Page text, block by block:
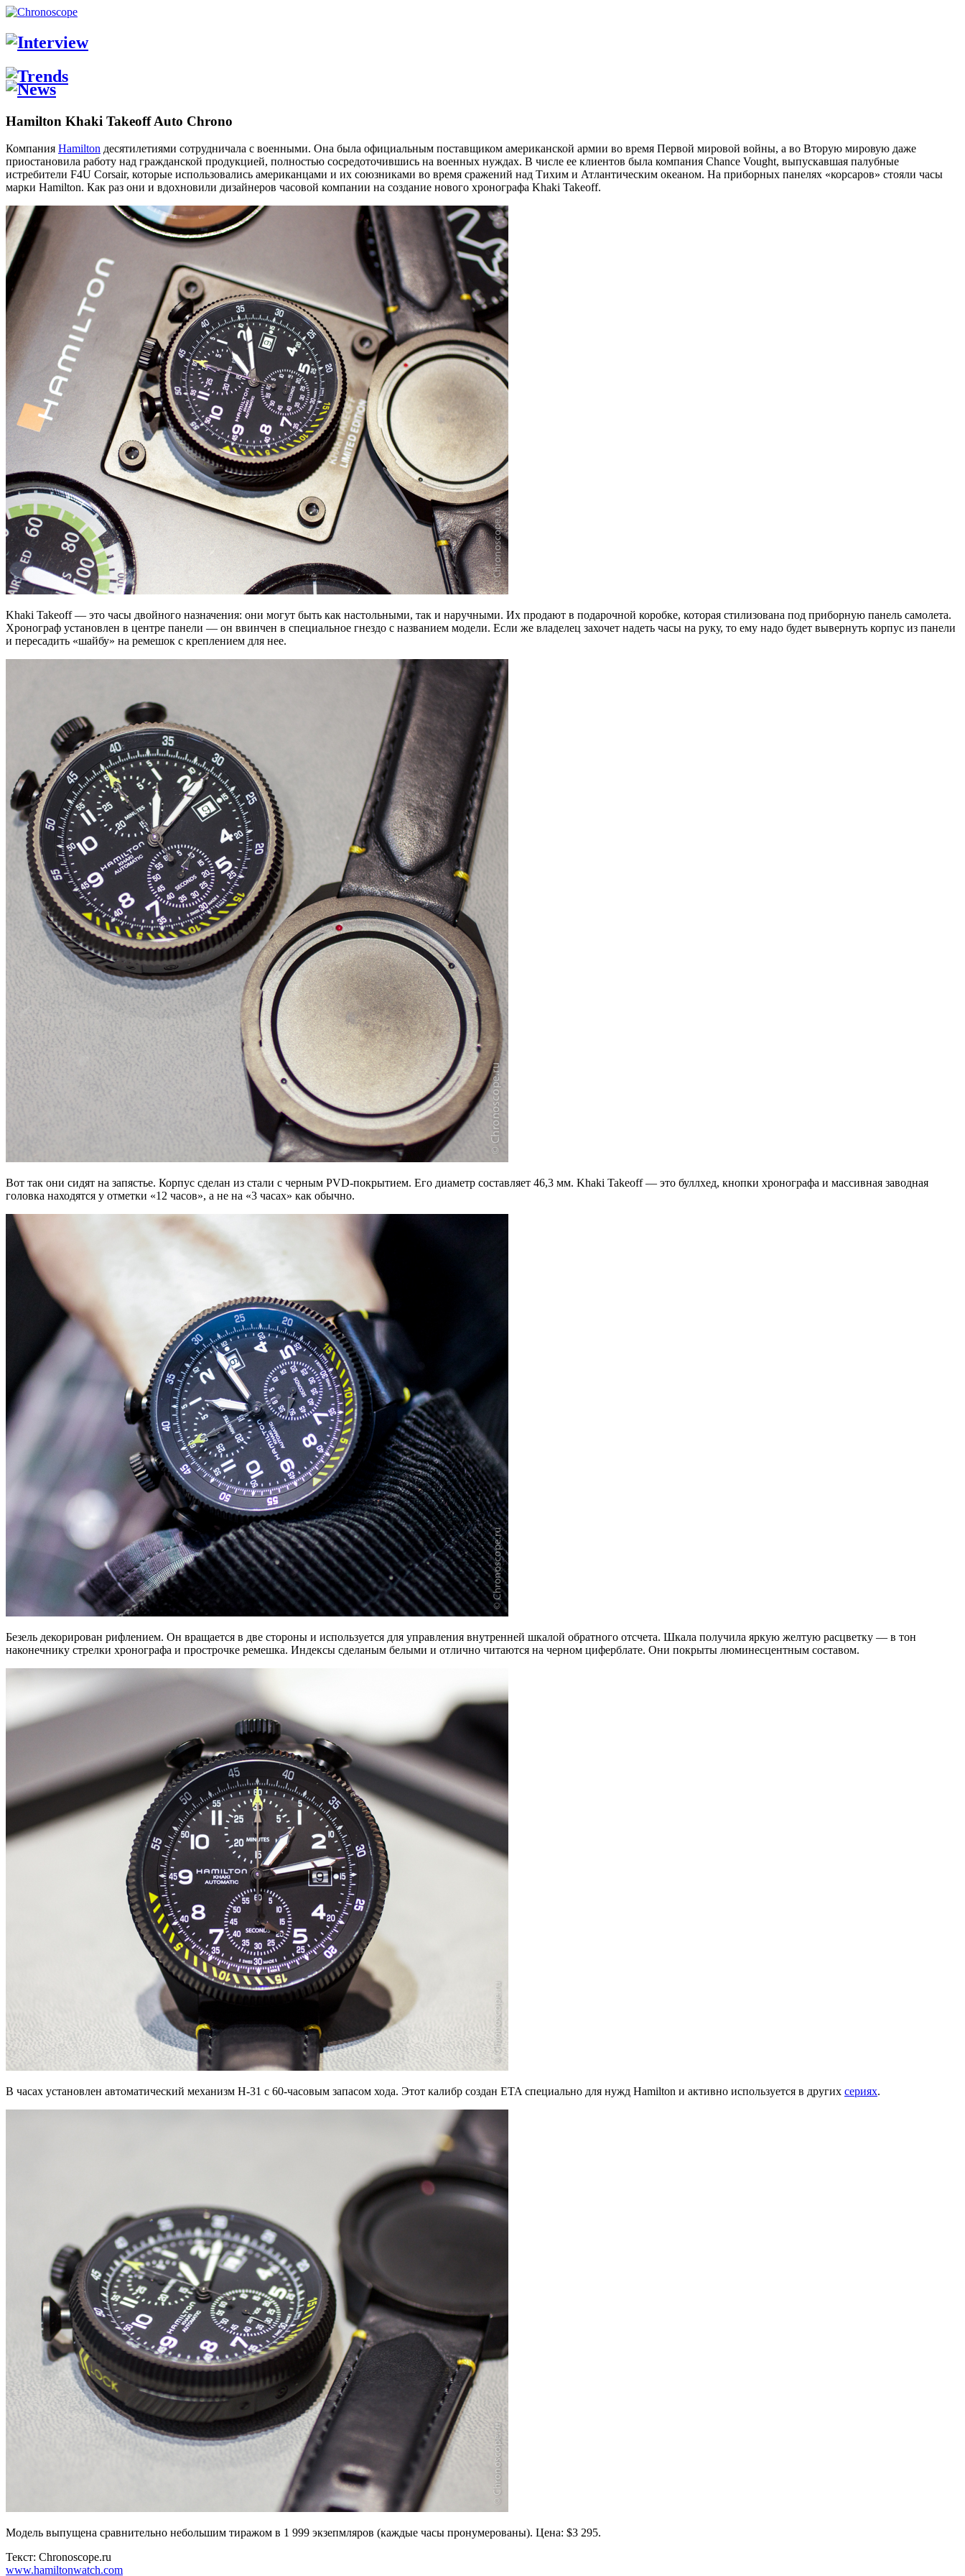
Hamilton Khaki Takeoff Auto Chrono
Компания Hamilton десятилетиями сотрудничала с военными. Она была официальным поставщиком американской армии во время Первой мировой войны, а во Вторую мировую даже
приостановила работу над гражданской продукцией, полностью сосредоточившись на военных нуждах. В числе ее клиентов была компания Chance Vought, выпускавшая палубные
истребители F4U Corsair, которые использовались американцами и их союзниками во время сражений над Тихим и Атлантическим океаном. На приборных панелях «корсаров» стояли часы
марки Hamilton. Как раз они и вдохновили дизайнеров часовой компании на создание нового хронографа Khaki Takeoff.
Khaki Takeoff — это часы двойного назначения: они могут быть как настольными, так и наручными. Их продают в подарочной коробке, которая стилизована под приборную панель самолета.
Хронограф установлен в центре панели — он ввинчен в специальное гнездо с названием модели. Если же владелец захочет надеть часы на руку, то ему надо будет вывернуть корпус из панели
и пересадить «шайбу» на ремешок с креплением для нее.
Вот так они сидят на запястье. Корпус сделан из стали с черным PVD-покрытием. Его диаметр составляет 46,3 мм. Khaki Takeoff — это буллхед, кнопки хронографа и массивная заводная
головка находятся у отметки «12 часов», а не на «3 часах» как обычно.
Безель декорирован рифлением. Он вращается в две стороны и используется для управления внутренней шкалой обратного отсчета. Шкала получила яркую желтую расцветку — в тон
наконечнику стрелки хронографа и прострочке ремешка. Индексы сделаным белыми и отлично читаются на черном циферблате. Они покрыты люминесцентным составом.
В часах установлен автоматический механизм H-31 с 60-часовым запасом хода. Этот калибр создан ETA специально для нужд Hamilton и активно используется в других сериях.
Модель выпущена сравнительно небольшим тиражом в 1 999 экзепмляров (каждые часы пронумерованы). Цена: $3 295.
Текст: Chronoscope.ru
www.hamiltonwatch.com